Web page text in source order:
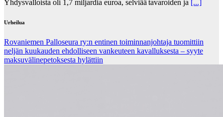
Yhdysvalloista oli 1,7 miljardia euroa, selviää tavaroiden ja [...]
Urheilua
Rovaniemen Palloseura ry:n entinen toiminnanjohtaja tuo­mit­tiin
neljän kuu­kau­den eh­dol­li­seen van­keu­teen ka­val­luk­ses­ta – syyte
mak­su­vä­li­ne­pe­tok­ses­ta hy­lät­tiin